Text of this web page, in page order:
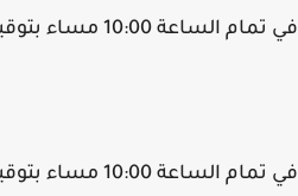
الساعة 10:00 مساء بتوقيت فلسطين.
الساعة 10:00 مساء بتوقيت الأردن.